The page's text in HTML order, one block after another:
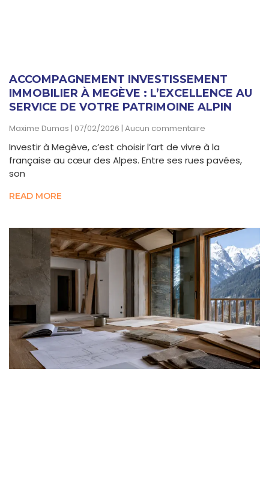
ACCOMPAGNEMENT INVESTISSEMENT
IMMOBILIER À MEGÈVE : L’EXCELLENCE AU
SERVICE DE VOTRE PATRIMOINE ALPIN
Maxime Dumas 07/02/2026 Aucun commentaire
Investir à Megève, c’est choisir l’art de vivre à la
française au cœur des Alpes. Entre ses rues pavées,
son
READ MORE